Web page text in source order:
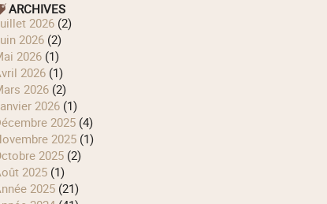
ARCHIVES
juillet 2026(2)
juin 2026(2)
mai 2026(1)
avril 2026(1)
mars 2026(2)
janvier 2026(1)
décembre 2025(4)
novembre 2025(1)
octobre 2025(2)
août 2025(1)
année 2025(21)